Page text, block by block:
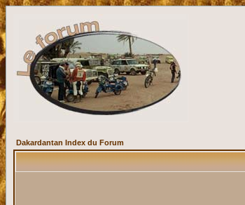
Dakardantan Index du Forum